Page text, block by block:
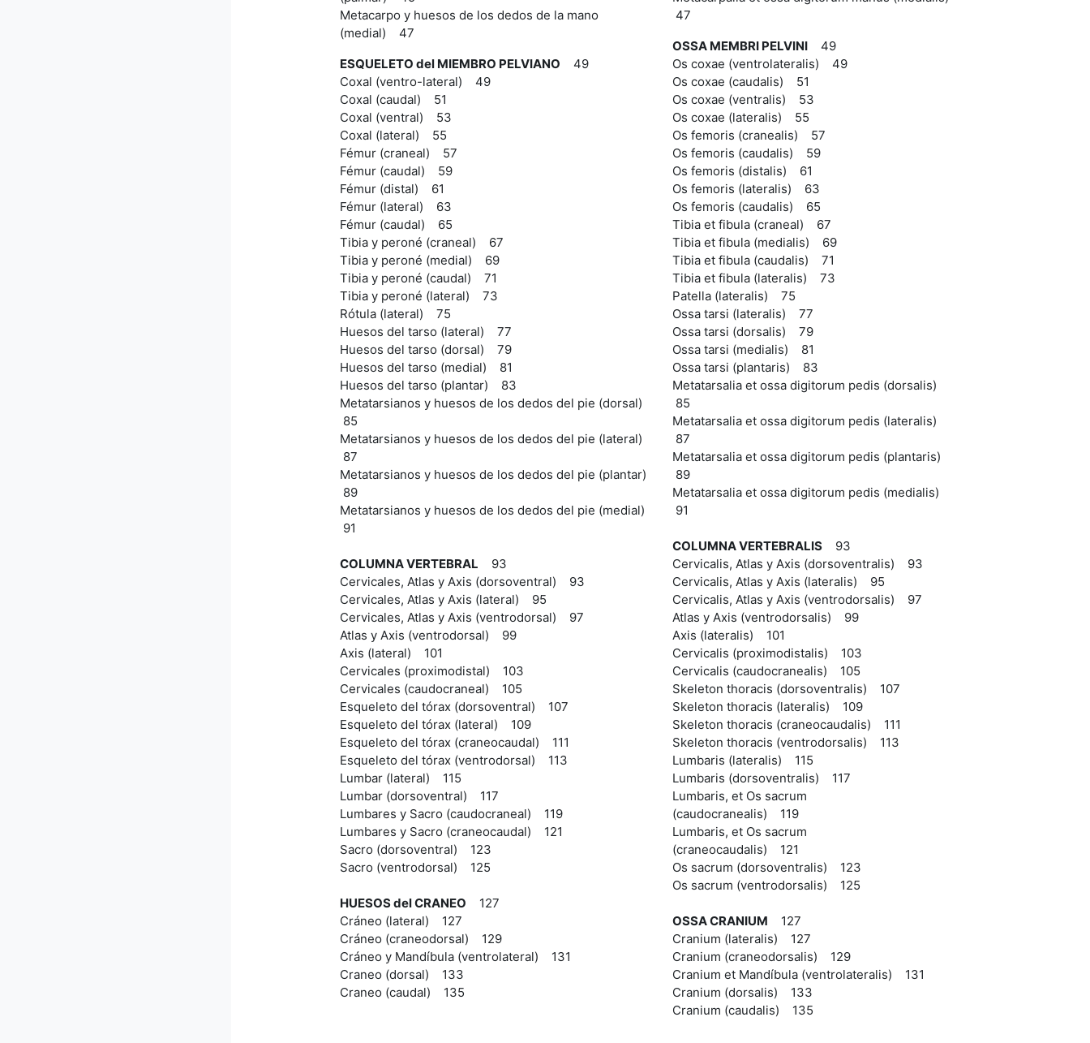
Metacarpo y huesos de los dedos de la mano
(medial) 47
ESQUELETO del MIEMBRO PELVIANO 49
Coxal (ventro-lateral) 49
Coxal (caudal) 51
Coxal (ventral) 53
Coxal (lateral) 55
Fémur (craneal) 57
Fémur (caudal) 59
Fémur (distal) 61
Fémur (lateral) 63
Fémur (caudal) 65
Tibia y peroné (craneal) 67
Tibia y peroné (medial) 69
Tibia y peroné (caudal) 71
Tibia y peroné (lateral) 73
Rótula (lateral) 75
Huesos del tarso (lateral) 77
Huesos del tarso (dorsal) 79
Huesos del tarso (medial) 81
Huesos del tarso (plantar) 83
Metatarsianos y huesos de los dedos del pie (dorsal)
85
Metatarsianos y huesos de los dedos del pie (lateral)
87
Metatarsianos y huesos de los dedos del pie (plantar)
89
Metatarsianos y huesos de los dedos del pie (medial)
91
COLUMNA VERTEBRAL 93
Cervicales, Atlas y Axis (dorsoventral) 93
Cervicales, Atlas y Axis (lateral) 95
Cervicales, Atlas y Axis (ventrodorsal) 97
Atlas y Axis (ventrodorsal) 99
Axis (lateral) 101
Cervicales (proximodistal) 103
Cervicales (caudocraneal) 105
Esqueleto del tórax (dorsoventral) 107
Esqueleto del tórax (lateral) 109
Esqueleto del tórax (craneocaudal) 111
Esqueleto del tórax (ventrodorsal) 113
Lumbar (lateral) 115
Lumbar (dorsoventral) 117
Lumbares y Sacro (caudocraneal) 119
Lumbares y Sacro (craneocaudal) 121
Sacro (dorsoventral) 123
Sacro (ventrodorsal) 125
HUESOS del CRANEO 127
Cráneo (lateral) 127
Cráneo (craneodorsal) 129
Cráneo y Mandíbula (ventrolateral) 131
Craneo (dorsal) 133
Craneo (caudal) 135
47
OSSA MEMBRI PELVINI49
Os coxae (ventrolateralis) 49
Os coxae (caudalis) 51
Os coxae (ventralis) 53
Os coxae (lateralis) 55
Os femoris (cranealis) 57
Os femoris (caudalis) 59
Os femoris (distalis) 61
Os femoris (lateralis) 63
Os femoris (caudalis) 65
Tibia et fibula (craneal) 67
Tibia et fibula (medialis) 69
Tibia et fibula (caudalis) 71
Tibia et fibula (lateralis) 73
Patella (lateralis) 75
Ossa tarsi (lateralis) 77
Ossa tarsi (dorsalis) 79
Ossa tarsi (medialis) 81
Ossa tarsi (plantaris) 83
Metatarsalia et ossa digitorum pedis (dorsalis)
85
Metatarsalia et ossa digitorum pedis (lateralis)
87
Metatarsalia et ossa digitorum pedis (plantaris)
89
Metatarsalia et ossa digitorum pedis (medialis)
91
COLUMNA VERTEBRALIS93
Cervicalis, Atlas y Axis (dorsoventralis) 93
Cervicalis, Atlas y Axis (lateralis) 95
Cervicalis, Atlas y Axis (ventrodorsalis) 97
Atlas y Axis (ventrodorsalis) 99
Axis (lateralis) 101
Cervicalis (proximodistalis) 103
Cervicalis (caudocranealis) 105
Skeleton thoracis (dorsoventralis) 107
Skeleton thoracis (lateralis) 109
Skeleton thoracis (craneocaudalis) 111
Skeleton thoracis (ventrodorsalis) 113
Lumbaris (lateralis) 115
Lumbaris (dorsoventralis) 117
Lumbaris, et Os sacrum
(caudocranealis) 119
Lumbaris, et Os sacrum
(craneocaudalis) 121
Os sacrum (dorsoventralis) 123
Os sacrum (ventrodorsalis) 125
OSSA CRANIUM 127
Cranium (lateralis) 127
Cranium (craneodorsalis) 129
Cranium et Mandíbula (ventrolateralis) 131
Cranium (dorsalis) 133
Cranium (caudalis) 135